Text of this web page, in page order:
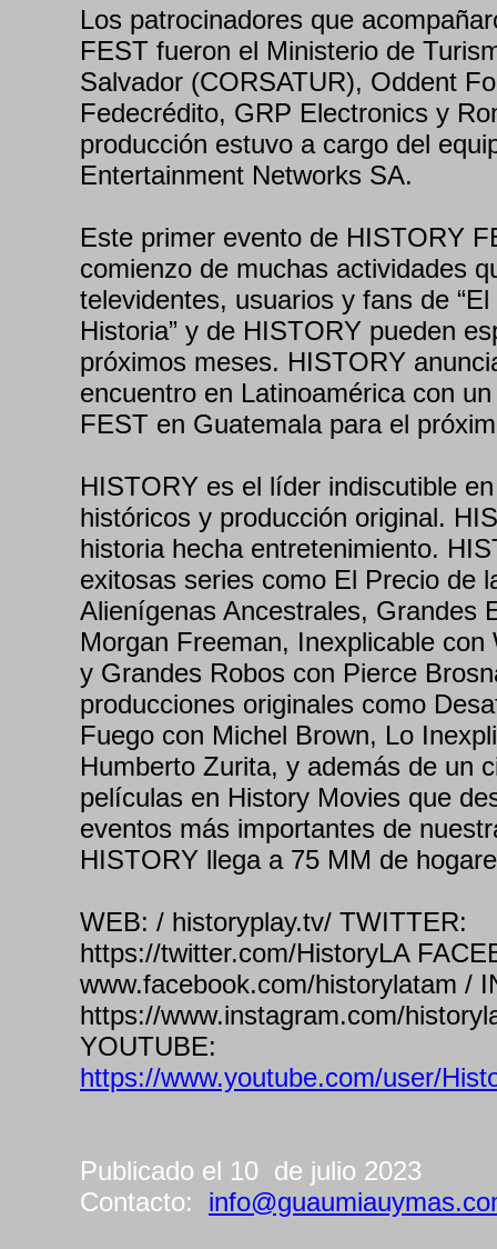
Los patrocinadores que
FEST fueron el Ministerio de
Salvador (CORSATUR), Oddent
Fedecrédito, GRP Electronics y
producción estuvo a cargo del
Entertainment Networks SA.
Este primer evento de HISTORY
comienzo de muchas actividades
televidentes, usuarios y fans de
Historia” y de HISTORY pueden
próximos meses. HISTORY
encuentro en Latinoamérica con
FEST en Guatemala para el
HISTORY es el líder indiscutible
históricos y producción original.
historia hecha entretenimiento.
exitosas series como El Precio de
Alienígenas Ancestrales, Grandes
Morgan Freeman, Inexplicable con
y Grandes Robos con Pierce
producciones originales como
Fuego con Michel Brown, Lo
Humberto Zurita, y además de un
películas en History Movies que
eventos más importantes de
HISTORY llega a 75 MM de
WEB: / historyplay.tv/ TWITTER:
https://twitter.com/HistoryLA
www.facebook.com/historylatam /
https://www.instagram.com/
YOUTUBE:
https://www.youtube.com/user/
Publicado el 10 de julio 2023
Contacto: